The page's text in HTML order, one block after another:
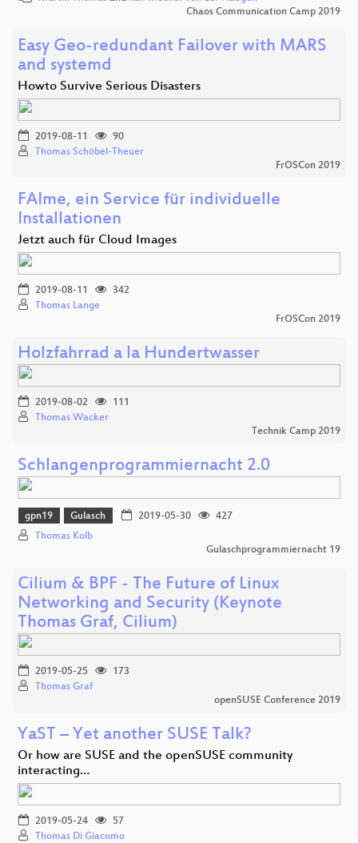
Chaos Communication Camp 2019
Easy Geo-redundant Failover with MARS
and systemd
Howto Survive Serious Disasters
2019-08-11
90
Thomas Schöbel-Theuer
FrOSCon 2019
FAIme, ein Service für individuelle
Installationen
Jetzt auch für Cloud Images
2019-08-11
342
Thomas Lange
FrOSCon 2019
Holzfahrrad a la Hundertwasser
2019-08-02
111
Thomas Wacker
Technik Camp 2019
Schlangenprogrammiernacht 2.0
gpn19 Gulasch 2019-05-30
427
Thomas Kolb
Gulaschprogrammiernacht 19
Cilium & BPF - The Future of Linux
Networking and Security (Keynote
Thomas Graf, Cilium)
2019-05-25
173
Thomas Graf
openSUSE Conference 2019
YaST – Yet another SUSE Talk?
Or how are SUSE and the openSUSE community
interacting…
2019-05-24
57
Thomas Di Giacomo